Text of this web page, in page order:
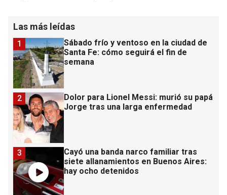
Las más leídas
Sábado frío y ventoso en la ciudad de
Santa Fe: cómo seguirá el fin de
semana
1
Dolor para Lionel Messi: murió su papá
Jorge tras una larga enfermedad
2
Cayó una banda narco familiar tras
siete allanamientos en Buenos Aires:
hay ocho detenidos
3